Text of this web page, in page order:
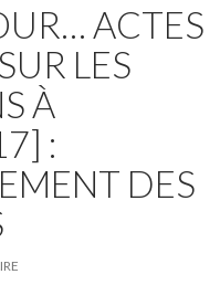
ACTES
LES
À
:
DES